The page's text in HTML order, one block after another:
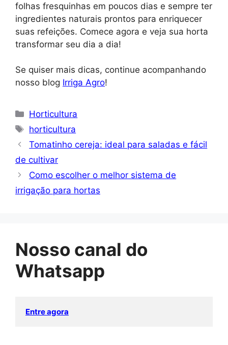
folhas fresquinhas em poucos dias e sempre ter
ingredientes naturais prontos para enriquecer
suas refeições. Comece agora e veja sua horta
transformar seu dia a dia!
Se quiser mais dicas, continue acompanhando
nosso blog Irriga Agro!
Categorias
Horticultura
Tags
horticultura
Tomatinho cereja: ideal para saladas e fácil
de cultivar
Como escolher o melhor sistema de
irrigação para hortas
Nosso canal do
Whatsapp
Entre agora